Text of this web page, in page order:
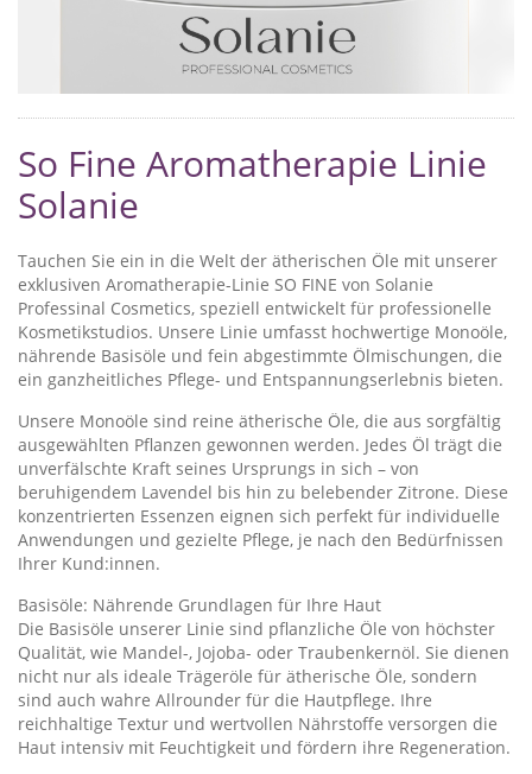
So Fine Aromatherapie Linie
Solanie
Tauchen Sie ein in die Welt der ätherischen Öle mit unserer
exklusiven Aromatherapie-Linie SO FINE von Solanie
Professinal Cosmetics, speziell entwickelt für professionelle
Kosmetikstudios. Unsere Linie umfasst hochwertige Monoöle,
nährende Basisöle und fein abgestimmte Ölmischungen, die
ein ganzheitliches Pflege- und Entspannungserlebnis bieten.
Unsere Monoöle sind reine ätherische Öle, die aus sorgfältig
ausgewählten Pflanzen gewonnen werden. Jedes Öl trägt die
unverfälschte Kraft seines Ursprungs in sich – von
beruhigendem Lavendel bis hin zu belebender Zitrone. Diese
konzentrierten Essenzen eignen sich perfekt für individuelle
Anwendungen und gezielte Pflege, je nach den Bedürfnissen
Ihrer Kund:innen.
Basisöle: Nährende Grundlagen für Ihre Haut
Die Basisöle unserer Linie sind pflanzliche Öle von höchster
Qualität, wie Mandel-, Jojoba- oder Traubenkernöl. Sie dienen
nicht nur als ideale Trägeröle für ätherische Öle, sondern
sind auch wahre Allrounder für die Hautpflege. Ihre
reichhaltige Textur und wertvollen Nährstoffe versorgen die
Haut intensiv mit Feuchtigkeit und fördern ihre Regeneration.